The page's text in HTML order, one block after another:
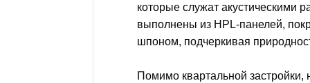
которые служат акустическими
выполнены из HPL-панелей,
шпоном, подчеркивая
Помимо квартальной